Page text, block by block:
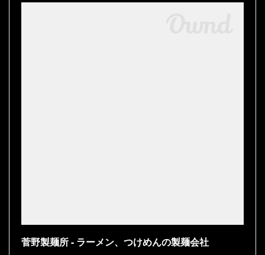
菅野製麺所 - ラーメン、つけめんの製麺会社